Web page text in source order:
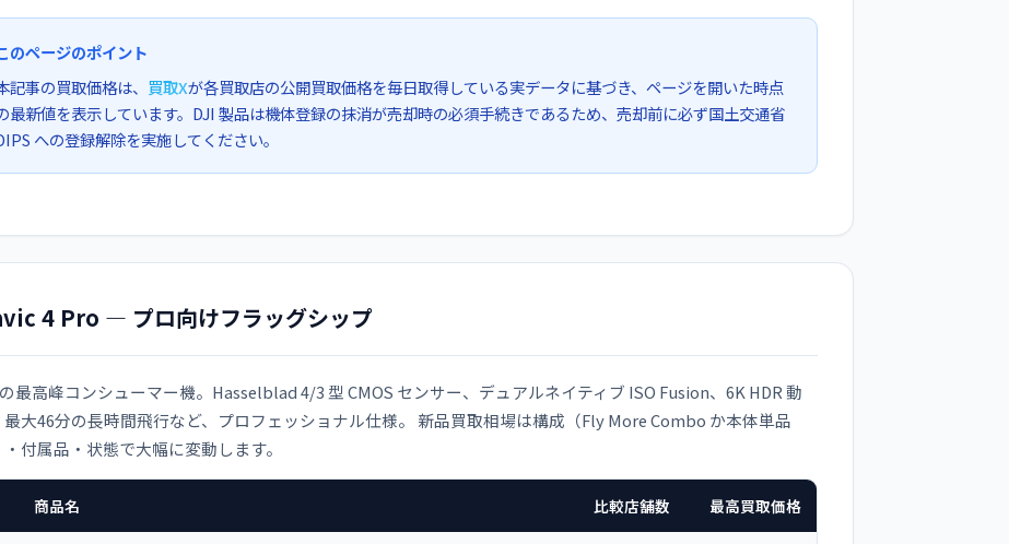
のページのポイント
記事の買取価格は、 買取Xが各買取店の公開買取価格を毎日取得している実データに基づき、ページを開いた時点
最新値を表示しています。DJI 製品は機体登録の抹消が売却時の必須手続きであるため、売却前に必ず国土交通省
への登録解除を実施してください。
4 Pro — プロ向けフラッグシップ
最高峰コンシューマー機。Hasselblad 4/3 型 CMOS センサー、デュアルネイティブ ISO Fusion、6K HDR 動
最大46分の長時間飛行など、プロフェッショナル仕様。 新品買取相場は構成（Fly More Combo か本体単品
付属品・状態で大幅に変動します。
商品名 比較店舗数 最高買取価格